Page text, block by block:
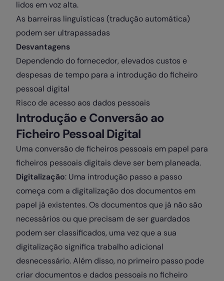
lidos em voz alta.
As barreiras linguísticas (tradução automática)
podem ser ultrapassadas
Desvantagens
Dependendo do fornecedor, elevados custos e
despesas de tempo para a introdução do ficheiro
pessoal digital
Risco de acesso aos dados pessoais
Introdução e Conversão ao
Ficheiro Pessoal Digital
Uma conversão de ficheiros pessoais em papel para
ficheiros pessoais digitais deve ser bem planeada.
Digitalização: Uma introdução passo a passo
começa com a digitalização dos documentos em
papel já existentes. Os documentos que já não são
necessários ou que precisam de ser guardados
podem ser classificados, uma vez que a sua
digitalização significa trabalho adicional
desnecessário. Além disso, no primeiro passo pode
criar documentos e dados pessoais no ficheiro